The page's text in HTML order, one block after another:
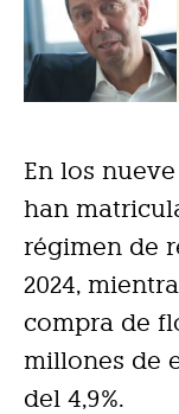
En los
han
régimen de
2024,
compra de
millones de
del 4,9%.